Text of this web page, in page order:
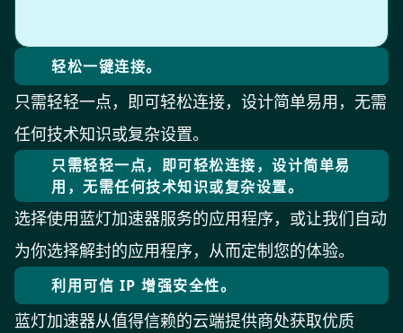
轻松一键连接。
只需轻轻一点，即可轻松连接，设计简单易用，无需
任何技术知识或复杂设置。
只需轻轻一点，即可轻松连接，设计简单易
用，无需任何技术知识或复杂设置。
选择使用蓝灯加速器服务的应用程序，或让我们自动
为你选择解封的应用程序，从而定制您的体验。
利用可信 IP 增强安全性。
蓝灯加速器从值得信赖的云端提供商处获取优质